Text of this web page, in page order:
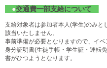
●交通費一部支給について
支給対象者は参加者本人(学生)のみと
該当いたしません。
事前準備が必要となりますので、イ
身分証明書(生徒手帳・学生証・運転
書がひつようとなります。